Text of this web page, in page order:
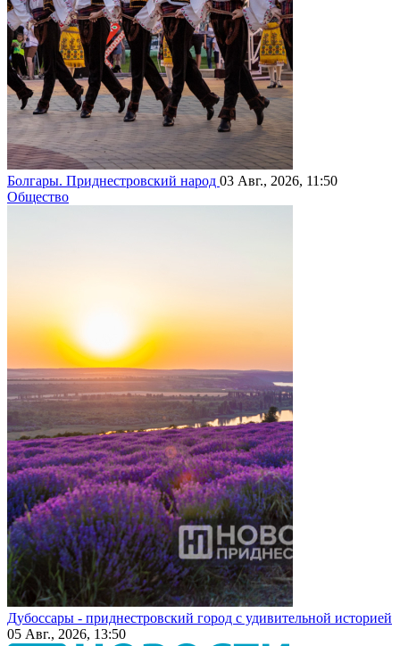
Болгары. Приднестровский народ 03 Авг., 2026, 11:50
Общество
Дубоссары - приднестровский город с удивительной историей
05 Авг., 2026, 13:50